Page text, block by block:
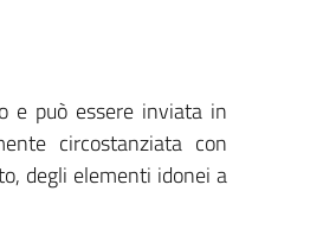
e può essere inviata in
circostanziata con
degli elementi idonei a